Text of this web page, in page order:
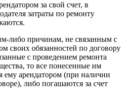
за свой счет, в
затраты по ремонту
либо причинам, не связанным с
своих обязанностей по договору
с проведением ремонта
то все понесенные им
ему арендатором (при наличии
либо погашаются за счет